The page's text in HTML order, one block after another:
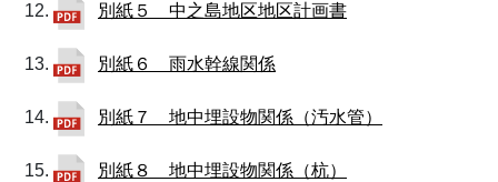
別紙５ 中之島地区地区計画書
別紙６ 雨水幹線関係
別紙７ 地中埋設物関係（汚水管）
別紙８ 地中埋設物関係（杭）